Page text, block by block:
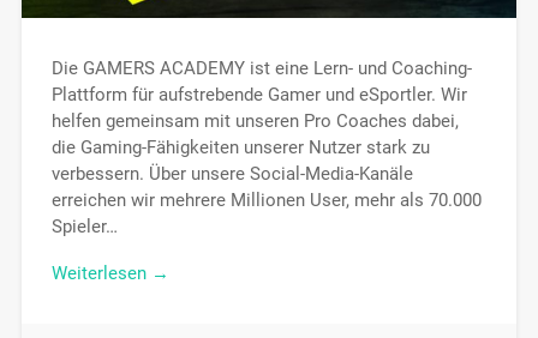
Die GAMERS ACADEMY ist eine Lern- und Coaching-
Plattform für aufstrebende Gamer und eSportler. Wir
helfen gemeinsam mit unseren Pro Coaches dabei,
die Gaming-Fähigkeiten unserer Nutzer stark zu
verbessern. Über unsere Social-Media-Kanäle
erreichen wir mehrere Millionen User, mehr als 70.000
Spieler…
Weiterlesen →